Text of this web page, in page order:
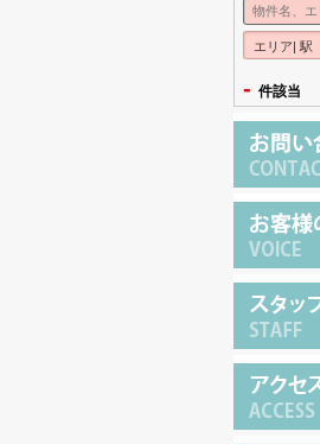
エリア| 駅
- 件該当